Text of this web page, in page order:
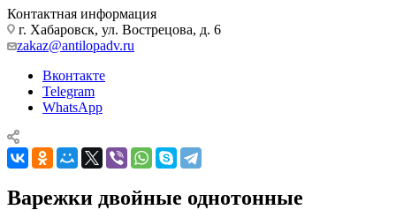
Контактная информация
г. Хабаровск, ул. Вострецова, д. 6
zakaz@antilopadv.ru
Вконтакте
Telegram
WhatsApp
Варежки двойные однотонные